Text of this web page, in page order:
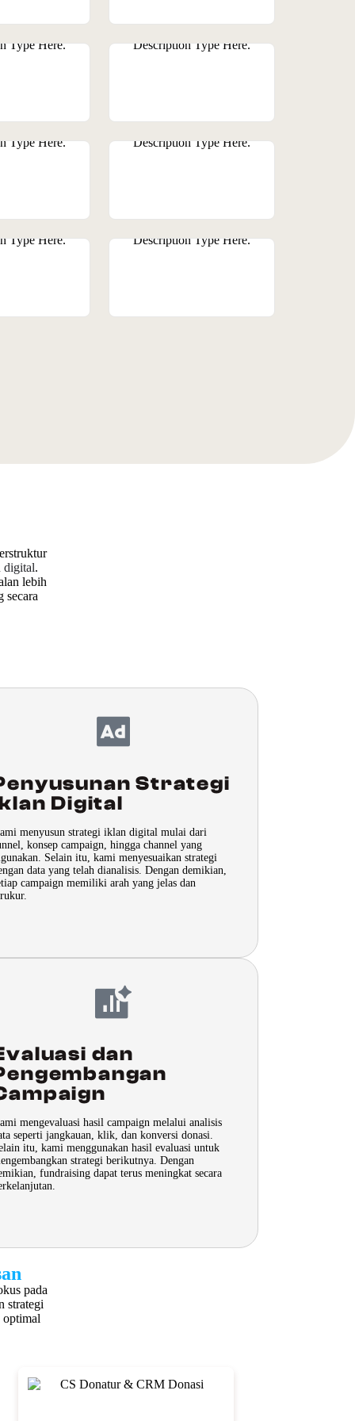
digital.
lebih
secara
Strategi
Digital
menyusun strategi iklan digital mulai dari
konsep campaign, hingga channel yang
Selain itu, kami menyesuaikan strategi
data yang telah dianalisis. Dengan demikian,
campaign memiliki arah yang jelas dan
dan
mengevaluasi hasil campaign melalui analisis
seperti jangkauan, klik, dan konversi donasi.
itu, kami menggunakan hasil evaluasi untuk
strategi berikutnya. Dengan
fundraising dapat terus meningkat secara
pada
strategi
optimal